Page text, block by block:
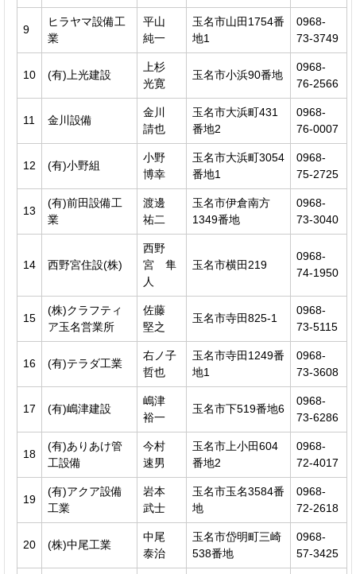
9
ヒラヤマ設備工
業
平山
純一
玉名市山田1754番
地1
0968-
73-3749
10 (有)上光建設
上杉
光寛
玉名市小浜90番地
0968-
76-2566
11 金川設備
金川
請也
玉名市大浜町431
番地2
0968-
76-0007
12 (有)小野組
小野
博幸
玉名市大浜町3054
番地1
0968-
75-2725
13
(有)前田設備工
業
渡邊
祐二
玉名市伊倉南方
1349番地
0968-
73-3040
14 西野宮住設(株)
西野
宮 隼
人
玉名市横田219
0968-
74-1950
15
(株)クラフティ
ア玉名営業所
佐藤
堅之
玉名市寺田825-1
0968-
73-5115
16 (有)テラダ工業
右ノ子
哲也
玉名市寺田1249番
地1
0968-
73-3608
17 (有)嶋津建設
嶋津
裕一
玉名市下519番地6
0968-
73-6286
18
(有)ありあけ管
工設備
今村
速男
玉名市上小田604
番地2
0968-
72-4017
19
(有)アクア設備
工業
岩本
武士
玉名市玉名3584番
地
0968-
72-2618
20 (株)中尾工業
中尾
泰治
玉名市岱明町三崎
538番地
0968-
57-3425